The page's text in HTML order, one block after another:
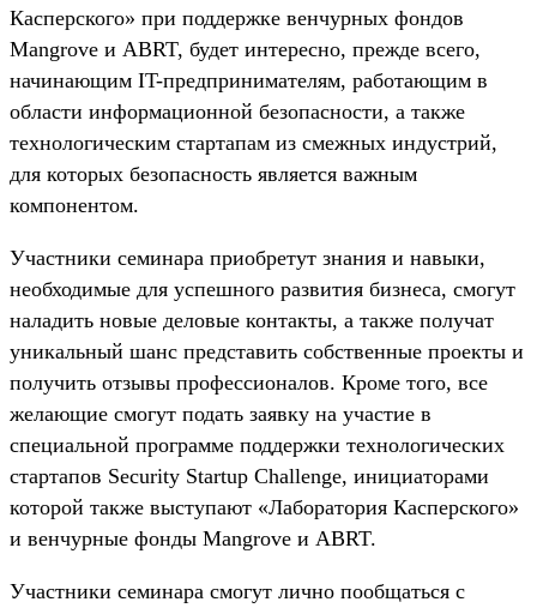
Касперского» при поддержке венчурных фондов
Mangrove и ABRT, будет интересно, прежде всего,
начинающим IT-предпринимателям, работающим в
области информационной безопасности, а также
технологическим стартапам из смежных индустрий,
для которых безопасность является важным
компонентом.
Участники семинара приобретут знания и навыки,
необходимые для успешного развития бизнеса, смогут
наладить новые деловые контакты, а также получат
уникальный шанс представить собственные проекты и
получить отзывы профессионалов. Кроме того, все
желающие смогут подать заявку на участие в
специальной программе поддержки технологических
стартапов Seсurity Startup Challenge, инициаторами
которой также выступают «Лаборатория Касперского»
и венчурные фонды Mangrove и ABRT.
Участники семинара смогут лично пообщаться с